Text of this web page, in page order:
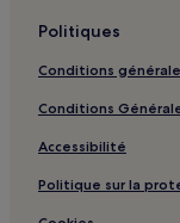
Sant Carles de la
Sant Carles de la
Sant Carles de la
Vandellos i
Politiques
Conditions
Conditions
Accessibilité
Politique sur la